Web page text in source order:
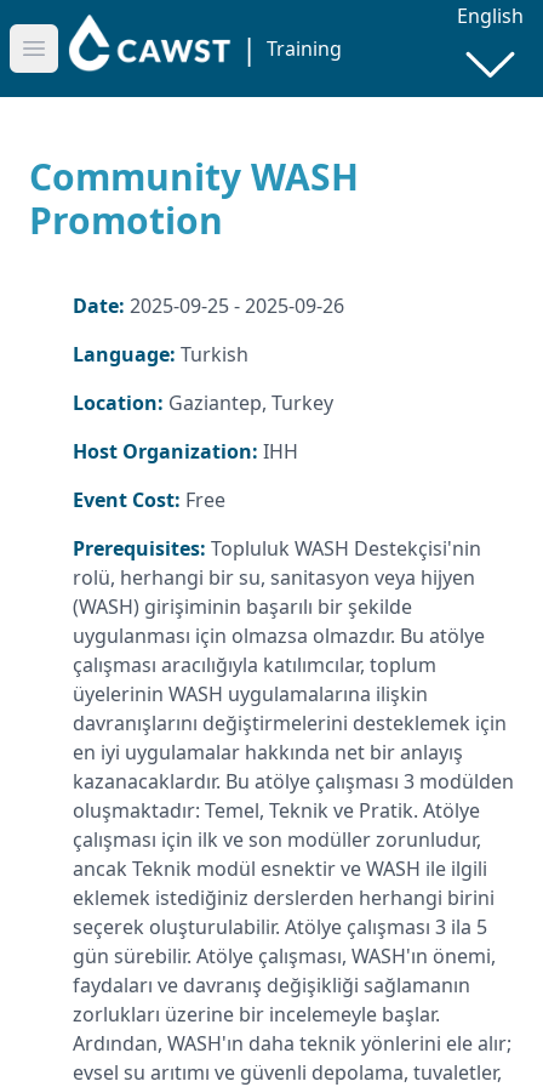
Open main menu | Training
English
Community WASH
Promotion
Date: 2025-09-25 - 2025-09-26
Language: Turkish
Location: Gaziantep, Turkey
Host Organization: IHH
Event Cost: Free
Prerequisites: Topluluk WASH Destekçisi'nin
rolü, herhangi bir su, sanitasyon veya hijyen
(WASH) girişiminin başarılı bir şekilde
uygulanması için olmazsa olmazdır. Bu atölye
çalışması aracılığıyla katılımcılar, toplum
üyelerinin WASH uygulamalarına ilişkin
davranışlarını değiştirmelerini desteklemek için
en iyi uygulamalar hakkında net bir anlayış
kazanacaklardır. Bu atölye çalışması 3 modülden
oluşmaktadır: Temel, Teknik ve Pratik. Atölye
çalışması için ilk ve son modüller zorunludur,
ancak Teknik modül esnektir ve WASH ile ilgili
eklemek istediğiniz derslerden herhangi birini
seçerek oluşturulabilir. Atölye çalışması 3 ila 5
gün sürebilir. Atölye çalışması, WASH'ın önemi,
faydaları ve davranış değişikliği sağlamanın
zorlukları üzerine bir incelemeyle başlar.
Ardından, WASH'ın daha teknik yönlerini ele alır;
evsel su arıtımı ve güvenli depolama, tuvaletler,